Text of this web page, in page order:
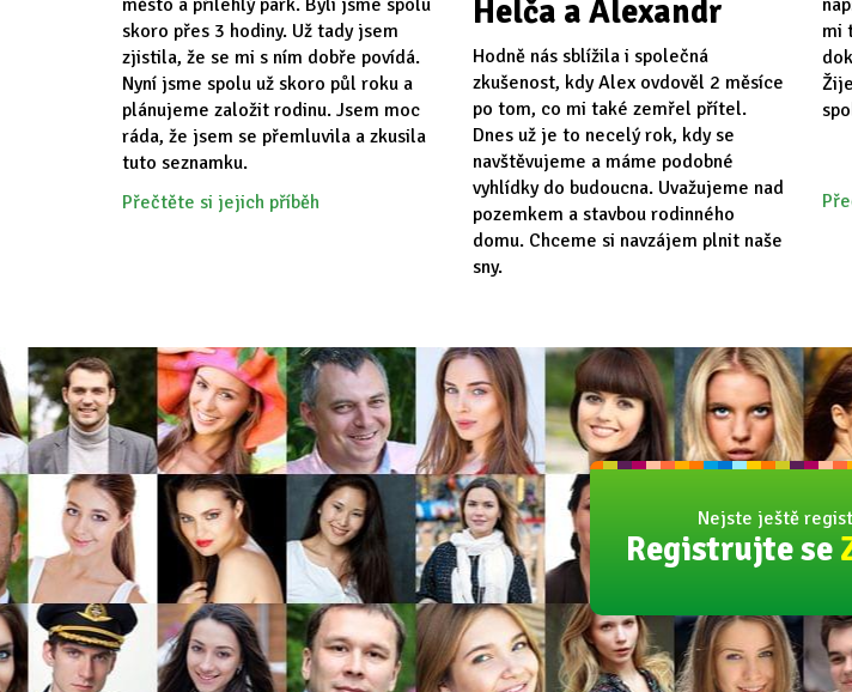
skoro přes 3 hodiny. Už tady jsem
zjistila, že se mi s ním dobře povídá.
Nyní jsme spolu už skoro půl roku a
plánujeme založit rodinu. Jsem moc
ráda, že jsem se přemluvila a zkusila
tuto seznamku.
Přečtěte si jejich příběh
Helča a Alexandr
Hodně nás sblížila i společná
zkušenost, kdy Alex ovdověl 2 měsíce
po tom, co mi také zemřel přítel.
Dnes už je to necelý rok, kdy se
navštěvujeme a máme podobné
vyhlídky do budoucna. Uvažujeme nad
pozemkem a stavbou rodinného
domu. Chceme si navzájem plnit naše
sny.
mi
Nejste ještě
Registrujte se